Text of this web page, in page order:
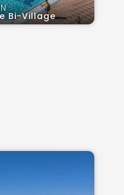
Bi-Village